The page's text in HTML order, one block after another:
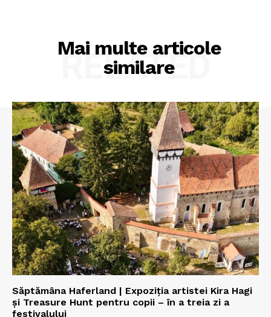
Mai multe articole
similare
RELATED
Săptămâna Haferland | Expoziţia artistei Kira Hagi
şi Treasure Hunt pentru copii – în a treia zi a
festivalului